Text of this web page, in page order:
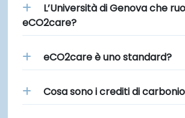
L’Università di Genova che
eCO2care?
eCO2care è uno standard?
Cosa sono i crediti di